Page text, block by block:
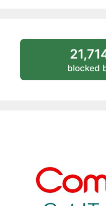
blocked